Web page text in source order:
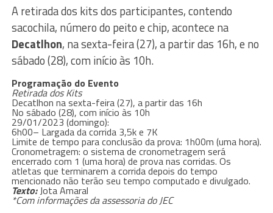
A retirada dos kits dos participantes, contendo
sacochila, número do peito e chip, acontece na
Decatlhon, na sexta-feira (27), a partir das 16h, e no
sábado (28), com início às 10h.
Programação do Evento
Retirada dos Kits
Decatlhon na sexta-feira (27), a partir das 16h
No sábado (28), com início às 10h
29/01/2023 (domingo):
6h00– Largada da corrida 3,5k e 7K
Limite de tempo para conclusão da prova: 1h00m (uma hora).
Cronometragem: o sistema de cronometragem será
encerrado com 1 (uma hora) de prova nas corridas. Os
atletas que terminarem a corrida depois do tempo
mencionado não terão seu tempo computado e divulgado.
Texto:Jota Amaral
*Com informações da assessoria do JEC